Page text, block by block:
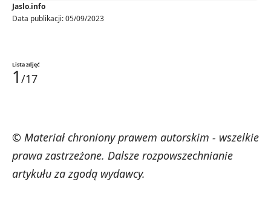
Data publikacji: 05/09/2023
Jaslo.info
Lista zdjęć
1 /17
© Materiał chroniony prawem autorskim - wszelkie
prawa zastrzeżone. Dalsze rozpowszechnianie
artykułu za zgodą wydawcy.